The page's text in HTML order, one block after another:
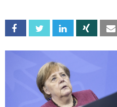
Facebook Twitter Linkedin Xing